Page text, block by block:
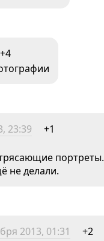
+4
23:39
+1
портреты.
не делали.
2013, 01:31
+2